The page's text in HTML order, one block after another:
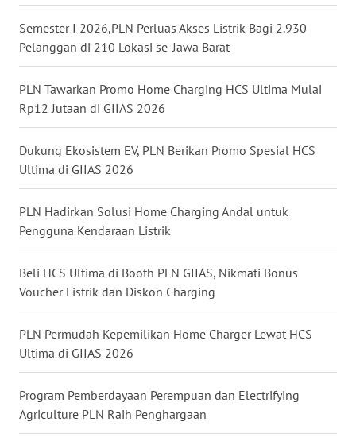
Semester I 2026,PLN Perluas Akses Listrik Bagi 2.930
Pelanggan di 210 Lokasi se-Jawa Barat
PLN Tawarkan Promo Home Charging HCS Ultima Mulai
Rp12 Jutaan di GIIAS 2026
Dukung Ekosistem EV, PLN Berikan Promo Spesial HCS
Ultima di GIIAS 2026
PLN Hadirkan Solusi Home Charging Andal untuk
Pengguna Kendaraan Listrik
Beli HCS Ultima di Booth PLN GIIAS, Nikmati Bonus
Voucher Listrik dan Diskon Charging
PLN Permudah Kepemilikan Home Charger Lewat HCS
Ultima di GIIAS 2026
Program Pemberdayaan Perempuan dan Electrifying
Agriculture PLN Raih Penghargaan
WN
MALUKU
WN
MALUT
WN
DAIRI
WN
DANAU
WN
LANGKAT
WN
TAPANULI
SELATAN